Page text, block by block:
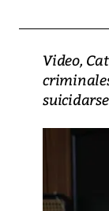
Video,